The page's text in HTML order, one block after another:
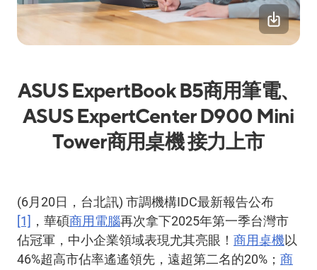
ASUS ExpertBook B5商用筆電、
ASUS ExpertCenter D900 Mini
Tower商用桌機 接力上市
(6月20日，台北訊) 市調機構IDC最新報告公布
[1] ，華碩商用電腦再次拿下2025年第一季台灣市
佔冠軍，中小企業領域表現尤其亮眼！ 商用桌機以
46%超高市佔率遙遙領先，遠超第二名的20% ； 商